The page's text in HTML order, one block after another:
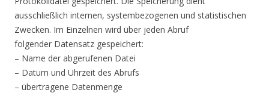
ausschließlich internen, systembezogenen und statistischen
Zwecken. Im Einzelnen wird über jeden Abruf
folgender Datensatz gespeichert:
– Name der abgerufenen Datei
– Datum und Uhrzeit des Abrufs
– übertragene Datenmenge